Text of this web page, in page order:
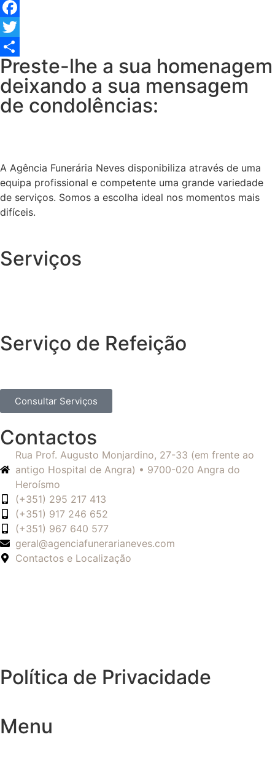
Facebook
Twitter
Share
Preste-lhe a sua homenagem
deixando a sua mensagem
de condolências:
A Agência Funerária Neves disponibiliza através de uma
equipa profissional e competente uma grande variedade
de serviços. Somos a escolha ideal nos momentos mais
difíceis.
Serviços
Serviço de Refeição
Consultar Serviços
Contactos
Rua Prof. Augusto Monjardino, 27-33 (em frente ao
antigo Hospital de Angra) • 9700-020 Angra do
Heroísmo
(+351) 295 217 413
(+351) 917 246 652
(+351) 967 640 577
geral@agenciafunerarianeves.com
Contactos e Localização
Política de Privacidade
Menu